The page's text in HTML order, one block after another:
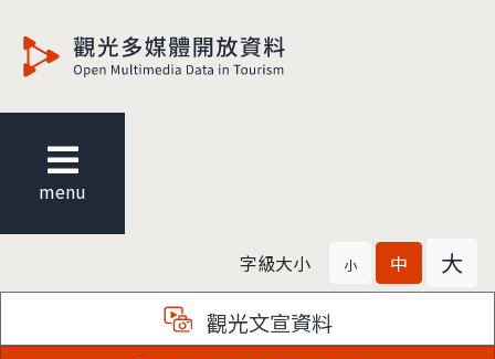
menu
字級大小 小 中 大
觀光文宣資料